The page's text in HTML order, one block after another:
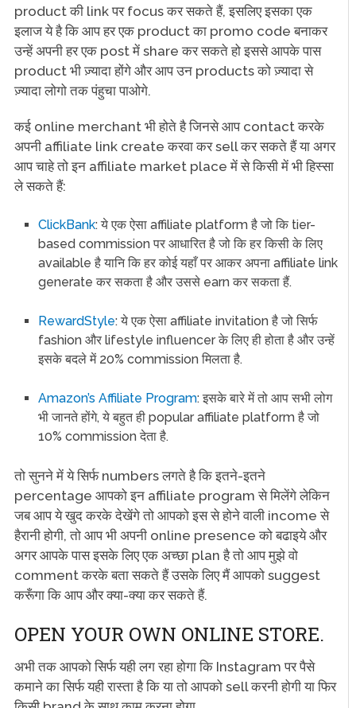
product की link पर focus कर सकते हैं, इसलिए इसका एक
इलाज ये है कि आप हर एक product का promo code बनाकर
उन्हें अपनी हर एक post में share कर सकते हो इससे आपके पास
product भी ज़्यादा होंगे और आप उन products को ज़्यादा से
ज़्यादा लोगो तक पंहुचा पाओगे.
कई online merchant भी होते है जिनसे आप contact करके
अपनी affiliate link create करवा कर sell कर सकते हैं या अगर
आप चाहे तो इन affiliate market place में से किसी में भी हिस्सा
ले सकते हैं:
ClickBank: ये एक ऐसा affiliate platform है जो कि tier-
based commission पर आधारित है जो कि हर किसी के लिए
available है यानि कि हर कोई यहाँ पर आकर अपना affiliate link
generate कर सकता है और उससे earn कर सकता हैं.
RewardStyle: ये एक ऐसा affiliate invitation है जो सिर्फ
fashion और lifestyle influencer के लिए ही होता है और उन्हें
इसके बदले में 20% commission मिलता है.
Amazon’s Affiliate Program: इसके बारे में तो आप सभी लोग
भी जानते होंगे, ये बहुत ही popular affiliate platform है जो
10% commission देता है.
तो सुनने में ये सिर्फ numbers लगते है कि इतने-इतने
percentage आपको इन affiliate program से मिलेंगे लेकिन
जब आप ये खुद करके देखेंगे तो आपको इस से होने वाली income से
हैरानी होगी, तो आप भी अपनी online presence को बढाइये और
अगर आपके पास इसके लिए एक अच्छा plan है तो आप मुझे वो
comment करके बता सकते हैं उसके लिए मैं आपको suggest
करूँगा कि आप और क्या-क्या कर सकते हैं.
OPEN YOUR OWN ONLINE STORE.
अभी तक आपको सिर्फ यही लग रहा होगा कि Instagram पर पैसे
कमाने का सिर्फ यही रास्ता है कि या तो आपको sell करनी होगी या फिर